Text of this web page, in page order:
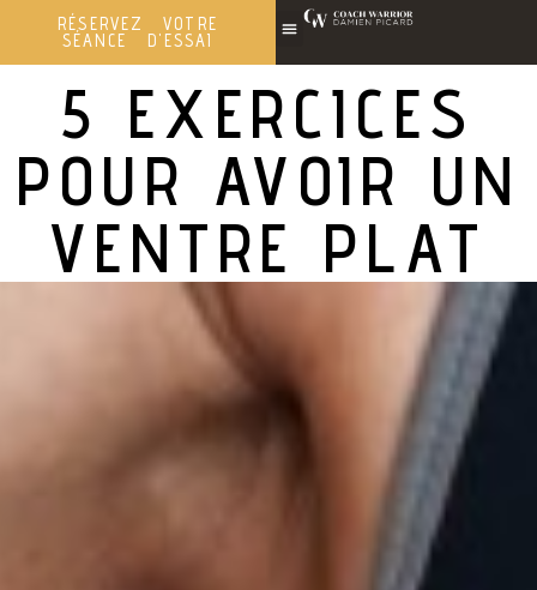
RÉSERVEZ VOTRE
SÉANCE D'ESSAI
5 EXERCICES
POUR AVOIR UN
VENTRE PLAT